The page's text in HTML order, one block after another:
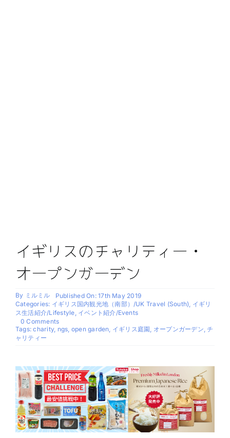
イギリスのチャリティー・
オープンガーデン
By ミルミル
Published On: 17th May 2019
Categories: イギリス国内観光地（南部）/UK Travel (South), イギリ
ス生活紹介/Lifestyle, イベント紹介/Events
0 Commentson
イ
チ
ャ
リ
テ
ィ
ー・
オ
ー
Tags:charity, ngs, open garden, イギリス庭園, オープンガーデン,チ
ャリティー